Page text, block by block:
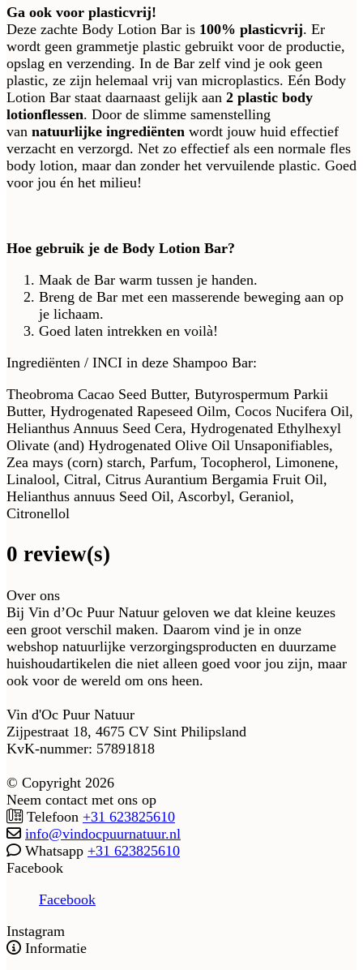
Ga ook voor plasticvrij!
Deze zachte Body Lotion Bar is 100% plasticvrij. Er
wordt geen grammetje plastic gebruikt voor de productie,
opslag en verzending. In de Bar zelf vind je ook geen
plastic, ze zijn helemaal vrij van microplastics. Eén Body
Lotion Bar staat daarnaast gelijk aan 2 plastic body
lotionflessen. Door de slimme samenstelling
van natuurlijke ingrediënten wordt jouw huid effectief
verzacht en verzorgd. Net zo effectief als een normale fles
body lotion, maar dan zonder het vervuilende plastic. Goed
voor jou én het milieu!
Hoe gebruik je de Body Lotion Bar?
Maak de Bar warm tussen je handen.
Breng de Bar met een masserende beweging aan op
je lichaam.
Goed laten intrekken en voilà!
Ingrediënten / INCI in deze Shampoo Bar:
Theobroma Cacao Seed Butter, Butyrospermum Parkii
Butter, Hydrogenated Rapeseed Oilm, Cocos Nucifera Oil,
Helianthus Annuus Seed Cera, Hydrogenated Ethylhexyl
Olivate (and) Hydrogenated Olive Oil Unsaponifiables,
Zea mays (corn) starch, Parfum, Tocopherol, Limonene,
Linalool, Citral, Citrus Aurantium Bergamia Fruit Oil,
Helianthus annuus Seed Oil, Ascorbyl, Geraniol,
Citronellol
0 review(s)
Over ons
Bij Vin d’Oc Puur Natuur geloven we dat kleine keuzes
een groot verschil maken. Daarom vind je in onze
webshop natuurlijke verzorgingsproducten en duurzame
huishoudartikelen die niet alleen goed voor jou zijn, maar
ook voor de wereld om ons heen.
Vin d'Oc Puur Natuur
Zijpestraat 18, 4675 CV Sint Philipsland
KvK-nummer: 57891818
© Copyright 2026
Neem contact met ons op
Telefoon +31 623825610
info@vindocpuurnatuur.nl
Whatsapp +31 623825610
Facebook
Facebook
Instagram
Informatie